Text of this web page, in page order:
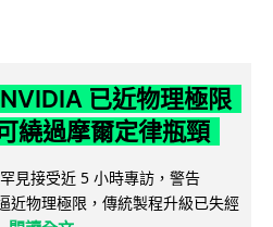
已近物理極限
繞過摩爾定律瓶頸
見接受近 5 小時專訪，警告
近物理極限，傳統製程升級已失經